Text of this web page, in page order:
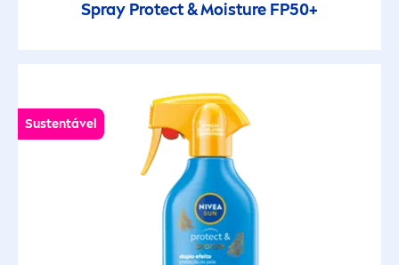
Spray Protect& Moisture FP50+
Sustentável